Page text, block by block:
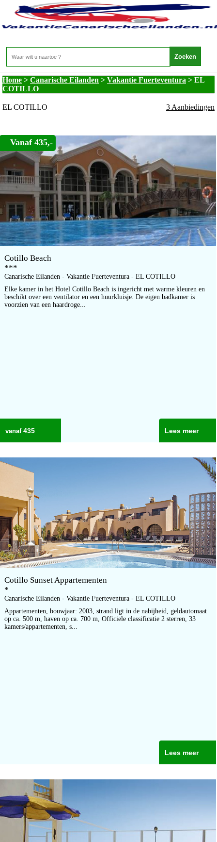
Vakantie Canarische Eilanden - Vakantie
Fuerteventura - EL COTILLO
Home > Canarische Eilanden > Vakantie Fuerteventura > EL
COTILLO
EL COTILLO 3 Aanbiedingen
Vanaf 435,-
Cotillo Beach
***
Canarische Eilanden - Vakantie Fuerteventura - EL COTILLO
Elke kamer in het Hotel Cotillo Beach is ingericht met warme kleuren en
beschikt over een ventilator en een huurkluisje. De eigen badkamer is
voorzien van een haardroge...
Lees meer
435
Cotillo Sunset Appartementen
*
Canarische Eilanden - Vakantie Fuerteventura - EL COTILLO
Appartementen, bouwjaar: 2003, strand ligt in de nabijheid, geldautomaat
op ca. 500 m, haven op ca. 700 m, Officiele classificatie 2 sterren, 33
kamers/appartementen, s...
Lees meer